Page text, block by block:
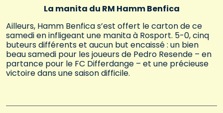
La manita du RM Hamm Benfica
Ailleurs, Hamm Benfica s’est offert le carton de ce
samedi en infligeant une manita à Rosport. 5-0, cinq
buteurs différents et aucun but encaissé : un bien
beau samedi pour les joueurs de Pedro Resende – en
partance pour le FC Differdange – et une précieuse
victoire dans une saison difficile.